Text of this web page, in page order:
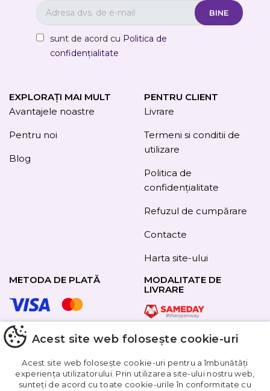
sunt de acord cu Politica de
confidențialitate
EXPLORAȚI MAI MULT
Avantajele noastre
Pentru noi
Blog
PENTRU CLIENT
Livrare
Termeni si conditii de
utilizare
Politica de
confidențialitate
Refuzul de cumpărare
Contacte
Harta site-ului
METODA DE PLATĂ
URMAȚI-NE
MODALITATE DE
LIVRARE
Acest site web folosește cookie-uri
Acest site web folosește cookie-uri pentru a îmbunătăți
experiența utilizatorului. Prin utilizarea site-ului nostru web,
sunteți de acord cu toate cookie-urile în conformitate cu